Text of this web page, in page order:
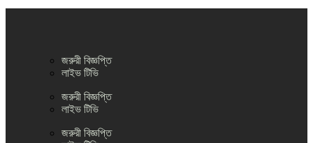
জরুরী বিজ্ঞপ্তি
লাইভ টিভি
জরুরী বিজ্ঞপ্তি
লাইভ টিভি
জরুরী বিজ্ঞপ্তি